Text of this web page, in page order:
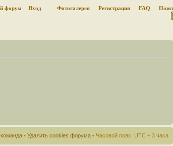
форум Вход Фотогалерея Регистрация FAQ
• Удалить cookies форума • Часовой пояс: UTC + 3 часа